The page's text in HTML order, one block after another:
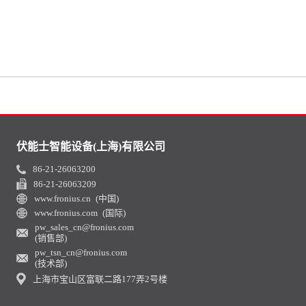
伏能士智能设备(上海)有限公司
86-21-26063200
86-21-26063209
www.fronius.cn (中国)
www.fronius.com (国际)
pw_sales_cn@fronius.com
(销售部)
pw_tsn_cn@fronius.com
(技术部)
上海市宝山区富联二路177弄2号楼